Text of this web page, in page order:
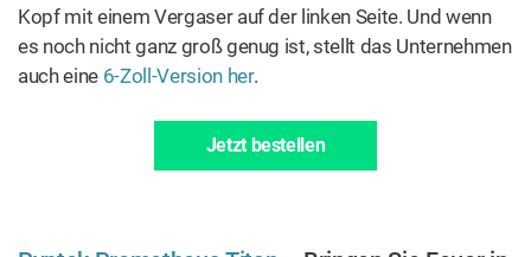
Kopf mit einem Vergaser auf der linken Seite. Und wenn
es noch nicht ganz groß genug ist, stellt das Unternehmen
auch eine 6-Zoll-Version her.
Jetzt bestellen